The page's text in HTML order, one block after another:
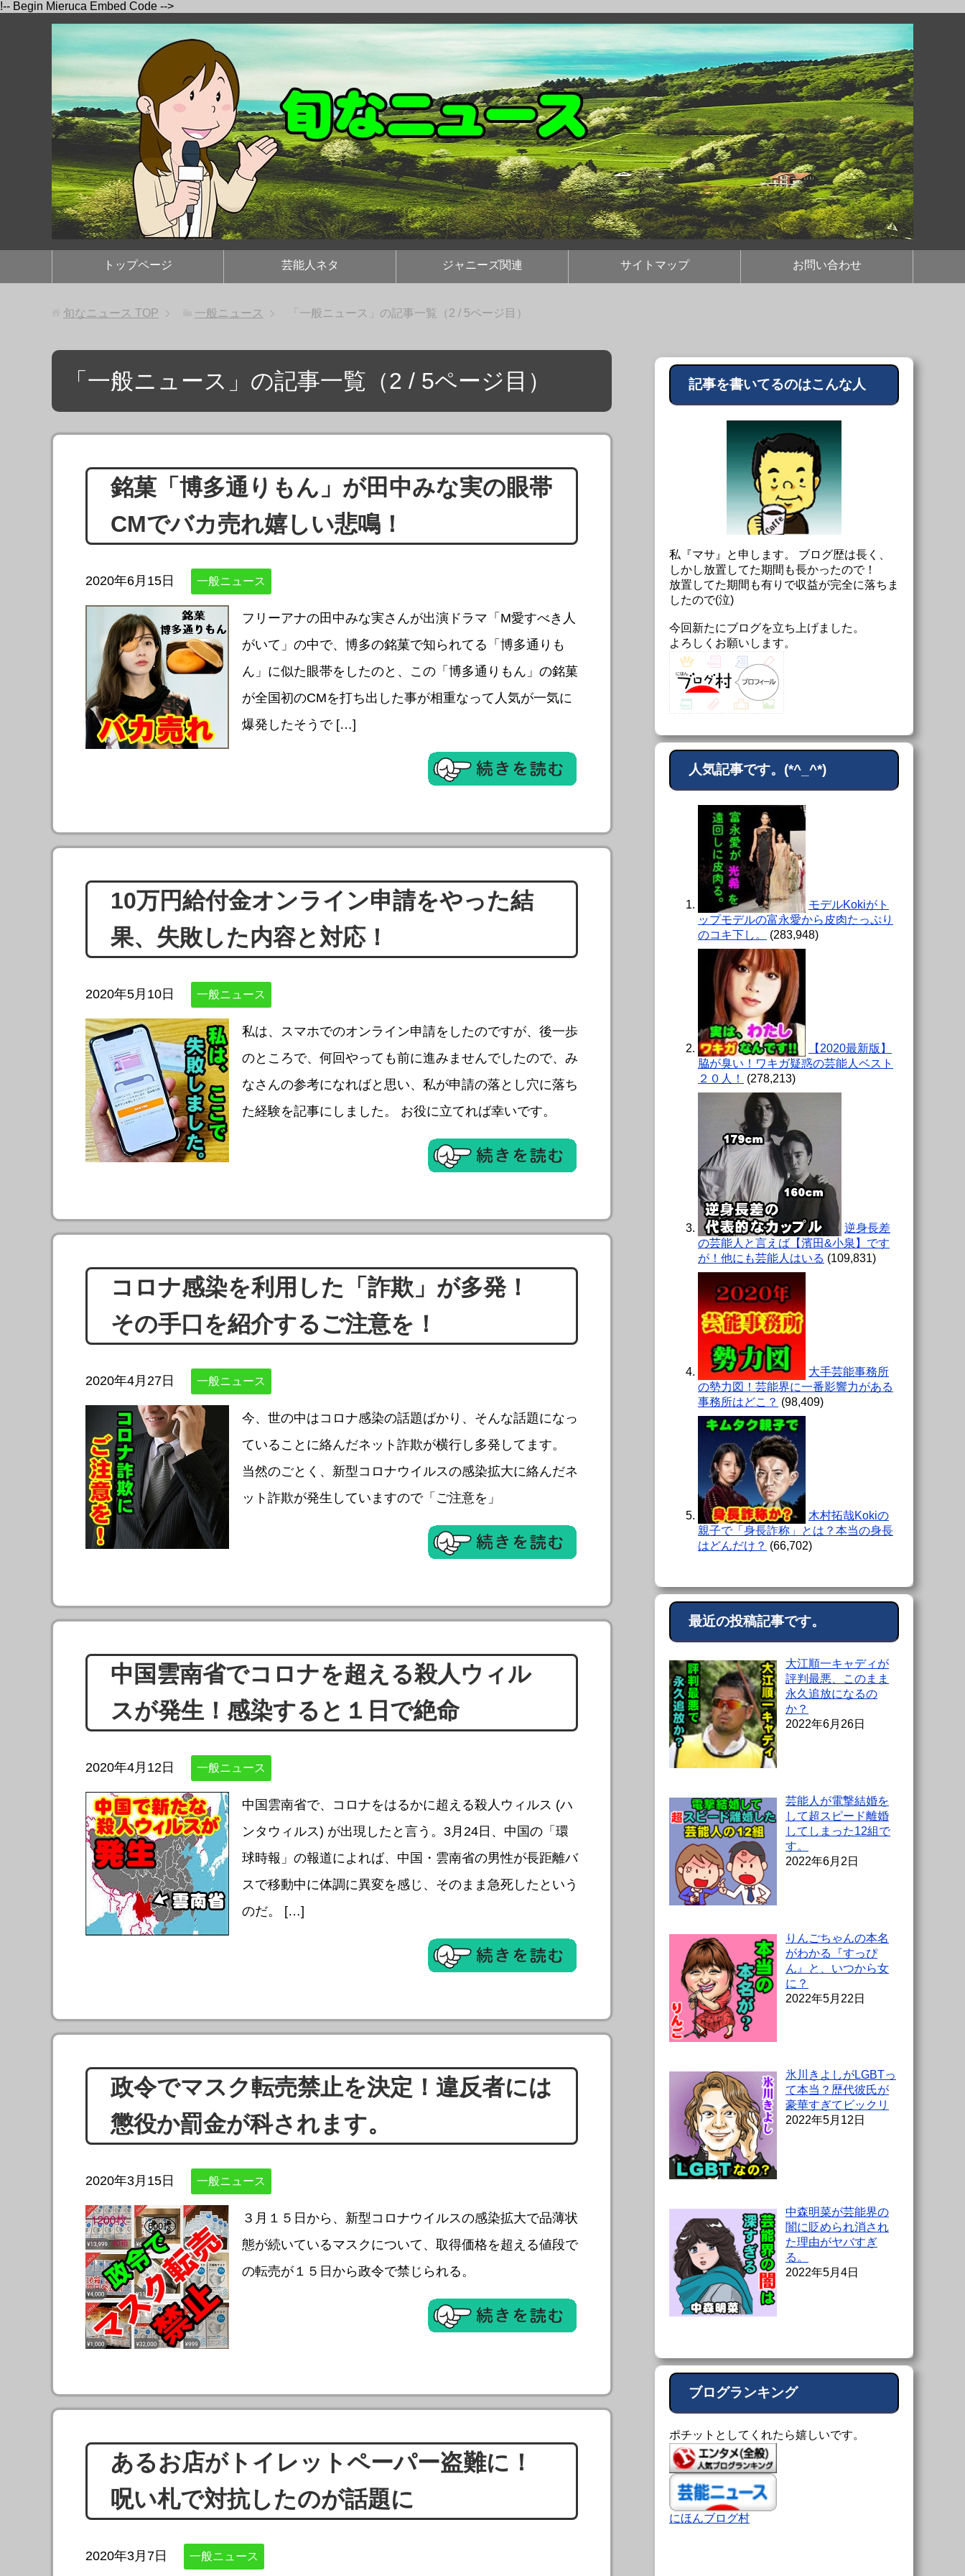
!-- Begin Mieruca Embed Code -->
トップページ 芸能人ネタ ジャニーズ関連 サイトマップ お問い合わせ
旬なニュース TOP 一般ニュース 「一般ニュース」の記事一覧（2 / 5ページ目）
「一般ニュース」の記事一覧（2 / 5ページ目）
銘菓「博多通りもん」が田中みな実の眼帯
CМでバカ売れ嬉しい悲鳴！
2020年6月15日 一般ニュース
フリーアナの田中みな実さんが出演ドラマ「М愛すべき人
がいて」の中で、博多の銘菓で知られてる「博多通りも
ん」に似た眼帯をしたのと、この「博多通りもん」の銘菓
が全国初のCМを打ち出した事が相重なって人気が一気に
爆発したそうで […]
10万円給付金オンライン申請をやった結
果、失敗した内容と対応！
2020年5月10日 一般ニュース
私は、スマホでのオンライン申請をしたのですが、後一歩
のところで、何回やっても前に進みませんでしたので、み
なさんの参考になればと思い、私が申請の落とし穴に落ち
た経験を記事にしました。 お役に立てれば幸いです。
コロナ感染を利用した「詐欺」が多発！
その手口を紹介するご注意を！
2020年4月27日 一般ニュース
今、世の中はコロナ感染の話題ばかり、そんな話題になっ
ていることに絡んだネット詐欺が横行し多発してます。
当然のごとく、新型コロナウイルスの感染拡大に絡んだネ
ット詐欺が発生していますので「ご注意を」
中国雲南省でコロナを超える殺人ウィル
スが発生！感染すると１日で絶命
2020年4月12日 一般ニュース
中国雲南省で、コロナをはるかに超える殺人ウィルス (ハ
ンタウィルス) が出現したと言う。3月24日、中国の「環
球時報」の報道によれば、中国・雲南省の男性が長距離バ
スで移動中に体調に異変を感じ、そのまま急死したという
のだ。 […]
政令でマスク転売禁止を決定！違反者には
懲役か罰金が科されます。
2020年3月15日 一般ニュース
３月１５日から、新型コロナウイルスの感染拡大で品薄状
態が続いているマスクについて、取得価格を超える値段で
の転売が１５日から政令で禁じられる。
あるお店がトイレットペーパー盗難に！
呪い札で対抗したのが話題に
2020年3月7日 一般ニュース
記事を書いてるのはこんな人
私『マサ』と申します。 ブログ歴は長く、
しかし放置してた期間も長かったので！
放置してた期間も有りで収益が完全に落ちま
したので(泣)
今回新たにブログを立ち上げました。
よろしくお願いします。
人気記事です。(*^_^*)
モデルKokiがト
ップモデルの富永愛から皮肉たっぷり
のコキ下し。
(283,948)
【2020最新版】
脇が臭い！ワキガ疑惑の芸能人ベスト
２０人！
(278,213)
逆身長差
の芸能人と言えば【濱田&小泉】です
が！他にも芸能人はいる (109,831)
大手芸能事務所
の勢力図！芸能界に一番影響力がある
事務所はどこ？ (98,409)
木村拓哉Kokiの
親子で「身長詐称」とは？本当の身長
はどんだけ？ (66,702)
最近の投稿記事です。
大江順一キャディが
評判最悪、このまま
永久追放になるの
か？
2022年6月26日
芸能人が電撃結婚を
して超スピード離婚
してしまった12組で
す。
2022年6月2日
りんごちゃんの本名
がわかる『すっぴ
ん』と、いつから女
に？
2022年5月22日
氷川きよしがLGBTっ
て本当？歴代彼氏が
豪華すぎてビックリ
2022年5月12日
中森明菜が芸能界の
闇に貶められ消され
た理由がヤバすぎ
る。
2022年5月4日
ブログランキング
ポチットとしてくれたら嬉しいです。
にほんブログ村